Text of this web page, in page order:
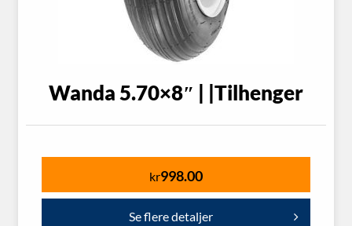
Wanda 5.70×8″ | |Tilhenger
kr998.00
Se flere detaljer